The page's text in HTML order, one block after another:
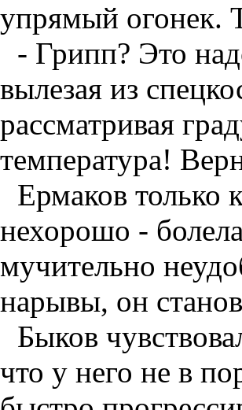
упрямый огонек.
- Грипп? Это
вылезая из
рассматривая
температура!
Ермаков только
нехорошо -
мучительно
нарывы, он
Быков
что у него не в